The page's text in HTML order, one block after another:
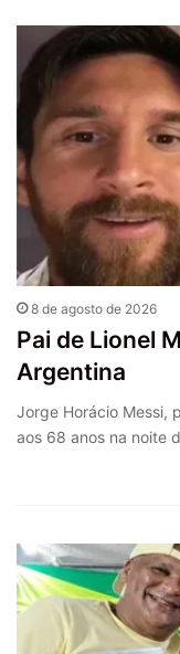
8 de agosto de 2026
Pai de Lionel
Argentina
Jorge Horácio Messi,
aos 68 anos na noite